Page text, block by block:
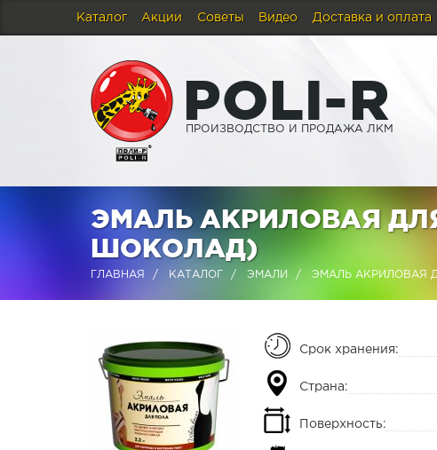
Каталог Акции Советы Видео Доставка и оплата
POLI-R
ПРОИЗВОДСТВО И ПРОДАЖА ЛКМ
ЭМАЛЬ АКРИЛОВАЯ
ШОКОЛАД)
ГЛАВНАЯ КАТАЛОГ ЭМАЛИ ЭМАЛЬ АКРИЛОВАЯ
Срок хранения:
Страна:
Поверхность: